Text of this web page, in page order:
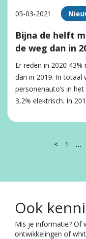
05-03-2021
Bijna de helft
de weg dan in
Er reden in 2020
dan in 2019. In totaal
personenauto’s in
3,2% elektrisch. In
< 1 …
Ook
Mis je informatie? Of
ontwikkelingen of